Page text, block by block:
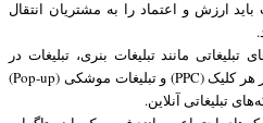
ارزش و اعتماد را به مشتریان انتقال
تبلیغاتی مانند تبلیغات بنری، تبلیغات در
موتورهای جستجو، تبلیغات پرداخت در هر کلیک (PPC) و تبلیغات موشکی (Pop-up)
تبلیغاتی آنلاین.